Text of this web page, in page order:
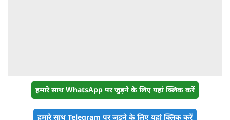
हमारे साथ WhatsApp पर जुड़ने के लिए यहां क्लिक करें
हमारे साथ Telegram पर जुड़ने के लिए यहां क्लिक करें